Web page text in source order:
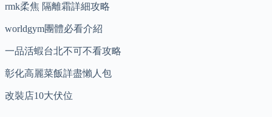
rmk柔焦 隔離霜詳細攻略
worldgym團體必看介紹
一品活蝦台北不可不看攻略
彰化高麗菜飯詳盡懶人包
改裝店10大伏位